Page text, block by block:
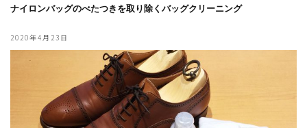
ナイロンバッグのべたつきを取り除くバッグクリーニング
2020年4月23日